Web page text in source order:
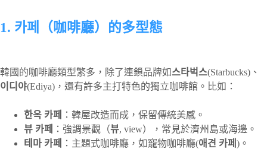
1. 카페（咖啡廳）的多型態
韓國的咖啡廳類型繁多，除了連鎖品牌如스타벅스(Starbucks)、
이디야(Ediya)，還有許多主打特色的獨立咖啡館。比如：
한옥 카페
：韓屋改造而成，保留傳統美感。
뷰 카페
：強調景觀（뷰, view），常見於濟州島或海邊。
테마 카페
：主題式咖啡廳，如寵物咖啡廳(애견 카페 )。